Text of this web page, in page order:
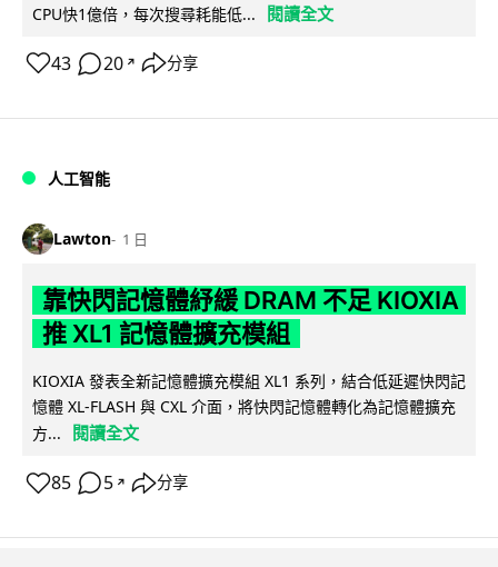
CPU快1億倍，每次搜尋耗能低...
閱讀全文
43 20 ↗ 分享
人工智能
Lawton 1 日
靠快閃記憶體紓緩 DRAM 不足 KIOXIA
推 XL1 記憶體擴充模組
KIOXIA 發表全新記憶體擴充模組 XL1 系列，結合低延遲快閃記
憶體 XL-FLASH 與 CXL 介面，將快閃記憶體轉化為記憶體擴充
方...
閱讀全文
85 5 ↗ 分享